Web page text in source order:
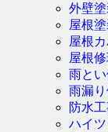
外壁
屋根
屋根
屋根
雨と
雨漏
防水
ハイ